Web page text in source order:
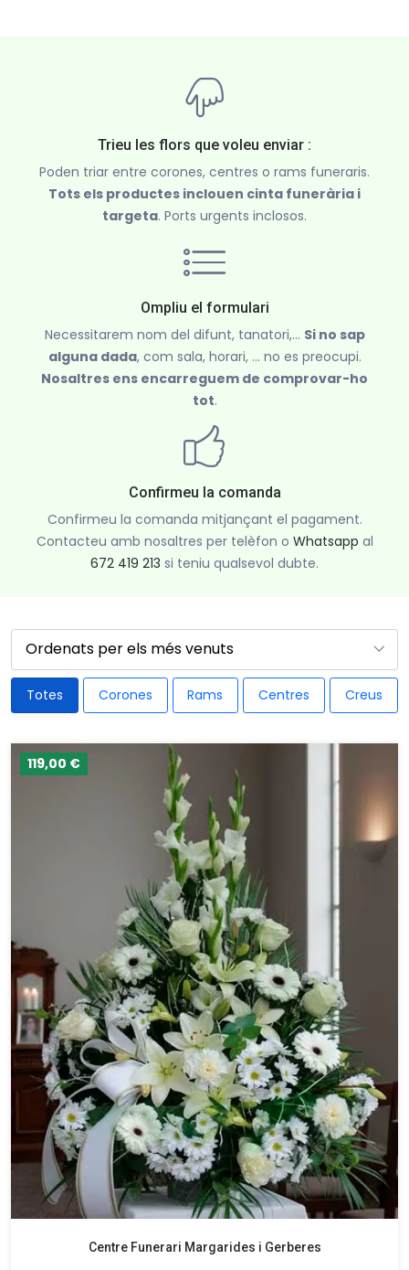
Trieu les flors que voleu enviar :
Poden triar entre corones, centres o rams funeraris.
Tots els productes inclouen cinta funerària i
targeta. Ports urgents inclosos.
Ompliu el formulari
Necessitarem nom del difunt, tanatori,... Si no sap
alguna dada, com sala, horari, ... no es preocupi.
Nosaltres ens encarreguem de comprovar-ho
tot.
Confirmeu la comanda
Confirmeu la comanda mitjançant el pagament.
Contacteu amb nosaltres per telèfon o Whatsapp al
672 419 213 si teniu qualsevol dubte.
Totes Corones Rams Centres Creus
119,00 €
Centre Funerari Margarides i Gerberes